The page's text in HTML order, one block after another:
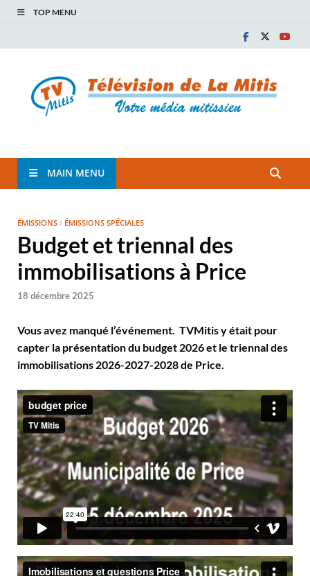
TOP MENU
TVM
MAIN MENU
ÉMISSIONS / ÉMISSIONS SPÉCIALES
Budget et triennal des
immobilisations à Price
18 décembre 2025
Vous avez manqué l’événement. TVMitis y était pour
capter la présentation du budget 2026 et le triennal des
immobilisations 2026-2027-2028 de Price.